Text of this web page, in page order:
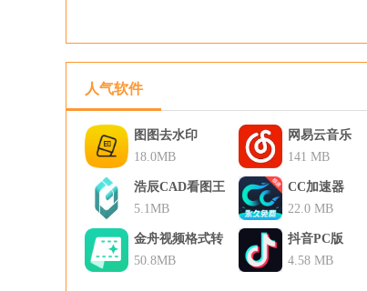
人气软件
图图去水印
18.0MB
网易云音乐
141 MB
浩辰CAD看图王
5.1MB
CC加速器
22.0 MB
金舟视频格式转
换器
50.8MB
抖音PC版
4.58 MB